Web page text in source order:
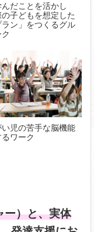
だことを活かし
子どもを想定した
ラン」をつくるグル
児の苦手な脳機能
ワーク
ー）と、実体